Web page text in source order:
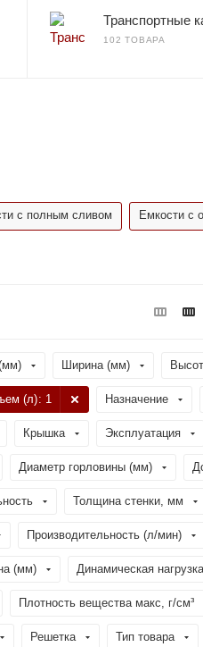
Транспортные
102 ТОВАРА
с полным сливом Емкости с
Ширина (мм)
(л): 1 Назначение
Крышка Эксплуатация
Диаметр горловины (мм)
Толщина стенки, мм
Производительность (л/мин)
(мм) Динамическая
Плотность вещества макс, г/см³
Решетка Тип товара